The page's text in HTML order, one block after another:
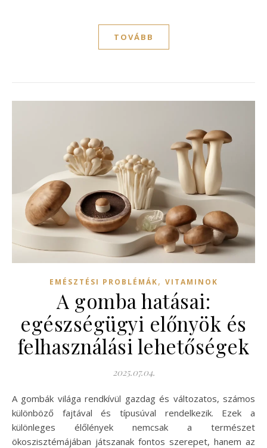
TOVÁBB
EMÉSZTÉSI PROBLÉMÁK, VITAMINOK
A gomba hatásai:
egészségügyi előnyök és
felhasználási lehetőségek
2025.07.04.
A gombák világa rendkívül gazdag és változatos, számos
különböző fajtával és típusúval rendelkezik. Ezek a
különleges élőlények nemcsak a természet
ökoszisztémájában játszanak fontos szerepet, hanem az